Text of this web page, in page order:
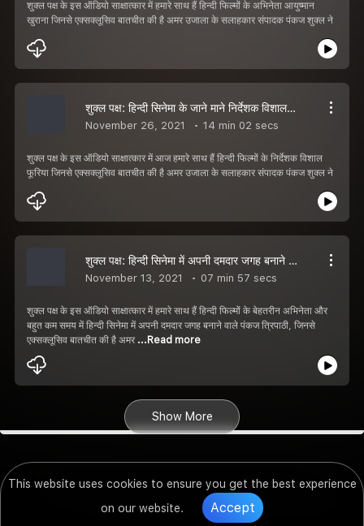
This website uses cookies to ensure you get the best experience
on our website.
Accept
शुक्ल पक्ष के इस ऑडियो साक्षात्कार में हमारे साथ हैं हिन्दी फिल्मों के अभिनेता आयुष्मान
खुराना जिनसे एक्सक्लूसिव बातचीत की है अमर उजाला के सलाहकार संपादक पंकज शुक्ल ने
शुक्ल पक्ष: हिन्दी सिनेमा के जाने माने निर्देशक विशाल फूरिया से खास बातचीत
November 26, 2021 14 min 02 secs
शुक्ल पक्ष के इस ऑडियो साक्षात्कार में आज हमारे साथ हैं हिन्दी फिल्मों के निर्देशक विशाल
फूरिया जिनसे एक्सक्लूसिव बातचीत की है अमर उजाला के सलाहकार संपादक पंकज शुक्ल ने
शुक्ल पक्ष: हिन्दी सिनेमा में अपनी दमदार जगह बनाने वाले पंकज त्रिपाठी से खास बातचीत
November 13, 2021 07 min 57 secs
शुक्ल पक्ष के इस ऑडियो साक्षात्कार में हमारे साथ हैं हिन्दी फिल्मों के बेहतरीन अभिनेता और
बहुत कम समय में हिन्दी सिनेमा में अपनी दमदार जगह बनाने वाले पंकज त्रिपाठी, जिनसे
एक्सक्लूसिव बातचीत की है अमर ...Read more
Show More